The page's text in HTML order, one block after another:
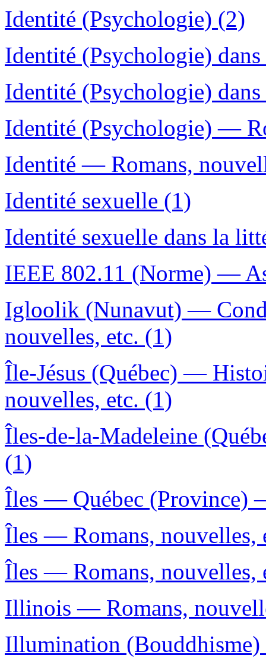
Identité (Psychologie) (2)
Identité (Psychologie)
Identité (Psychologie)
Identité (Psychologie) —
Identité — Romans,
Identité sexuelle (1)
Identité sexuelle dans la
IEEE 802.11 (Norme) —
Igloolik (Nunavut) —
nouvelles, etc. (1)
Île-Jésus (Québec) —
nouvelles, etc. (1)
Îles-de-la-Madeleine
(1)
Îles — Québec (Province)
Îles — Romans, nouvelles,
Îles — Romans, nouvelles,
Illinois — Romans,
Illumination (Bouddhisme)